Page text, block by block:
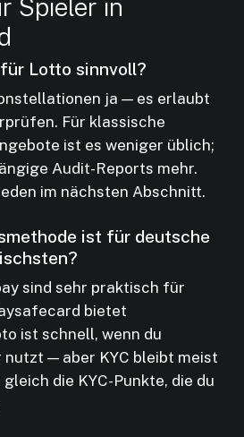
Spieler in
Lotto sinnvoll?
ja — es erlaubt
Für klassische
ist es weniger üblich;
Audit-Reports mehr.
im nächsten Abschnitt.
ist für deutsche
sind sehr praktisch für
bietet
ist schnell, wenn du
— aber KYC bleibt meist
die KYC-Punkte, die du